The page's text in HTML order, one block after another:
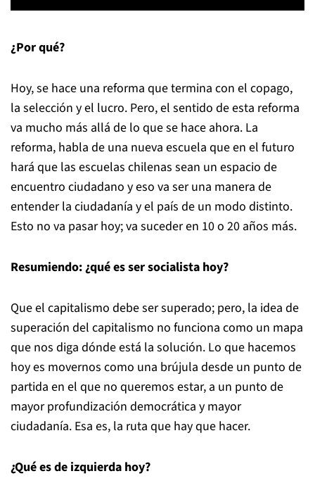
¿Por qué?
Hoy, se hace una reforma que termina con el copago,
la selección y el lucro. Pero, el sentido de esta reforma
va mucho más allá de lo que se hace ahora. La
reforma, habla de una nueva escuela que en el futuro
hará que las escuelas chilenas sean un espacio de
encuentro ciudadano y eso va ser una manera de
entender la ciudadanía y el país de un modo distinto.
Esto no va pasar hoy; va suceder en 10 o 20 años más.
Resumiendo: ¿qué es ser socialista hoy?
Que el capitalismo debe ser superado; pero, la idea de
superación del capitalismo no funciona como un mapa
que nos diga dónde está la solución. Lo que hacemos
hoy es movernos como una brújula desde un punto de
partida en el que no queremos estar, a un punto de
mayor profundización democrática y mayor
ciudadanía. Esa es, la ruta que hay que hacer.
¿Qué es de izquierda hoy?